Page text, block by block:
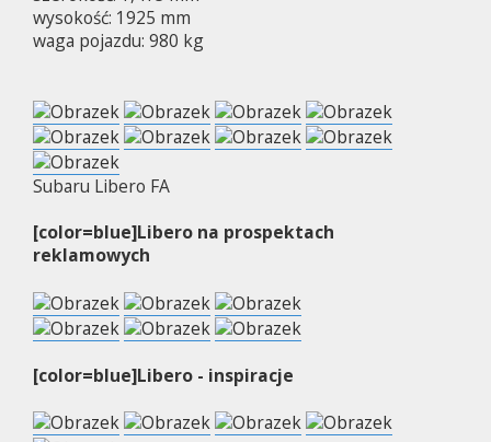
wysokość: 1925 mm
waga pojazdu: 980 kg
Subaru Libero FA
[color=blue]Libero na prospektach
reklamowych
[color=blue]Libero - inspiracje